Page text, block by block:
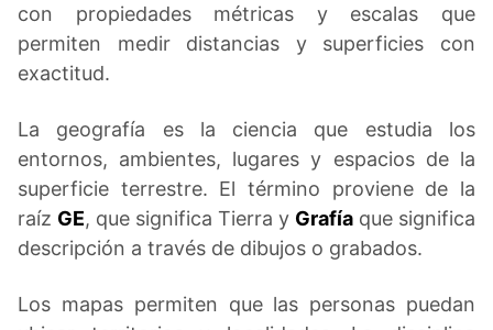
con propiedades métricas y escalas que
permiten medir distancias y superficies con
exactitud.
La geografía es la ciencia que estudia los
entornos, ambientes, lugares y espacios de la
superficie terrestre. El término proviene de la
raíz GE, que significa Tierra y Grafía que significa
descripción a través de dibujos o grabados.
Los mapas permiten que las personas puedan